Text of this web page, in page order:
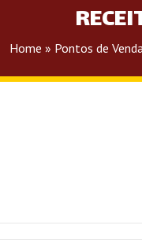
Home » Pontos de